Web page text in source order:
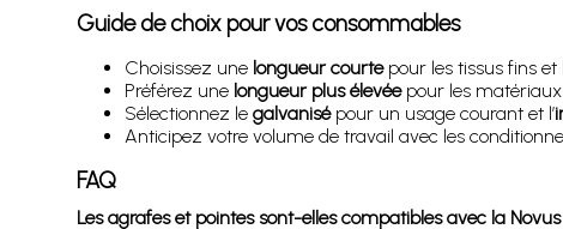
Guide de choix pour vos consommables
Choisissez une longueur courtepour les tissus fins et
Préférez une longueur plus élevéepour les matériaux
Sélectionnez le galvanisépour un usage courant et l’
Anticipez votre volume de travail avec les
FAQ
Les agrafes et pointes sont-elles compatibles avec la Novus